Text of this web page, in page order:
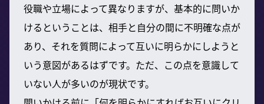
役職や立場によって異なりますが、基本的に問いか
けるということは、相手と自分の間に不明確な点が
あり、それを質問によって互いに明らかにしようと
いう意図があるはずです。ただ、この点を意識して
いない人が多いのが現状です。